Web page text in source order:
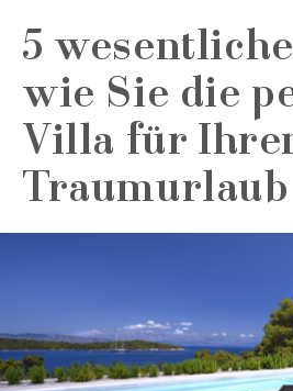
5
wie Sie die
Villa für